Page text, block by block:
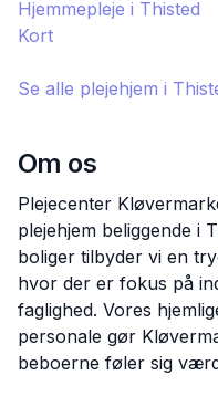
Hjemmepleje i Thisted
Kort
Se alle plejehjem i
Om os
Plejecenter
plejehjem beliggende i
boliger tilbyder vi en
hvor der er fokus på
faglighed. Vores
personale gør
beboerne føler sig